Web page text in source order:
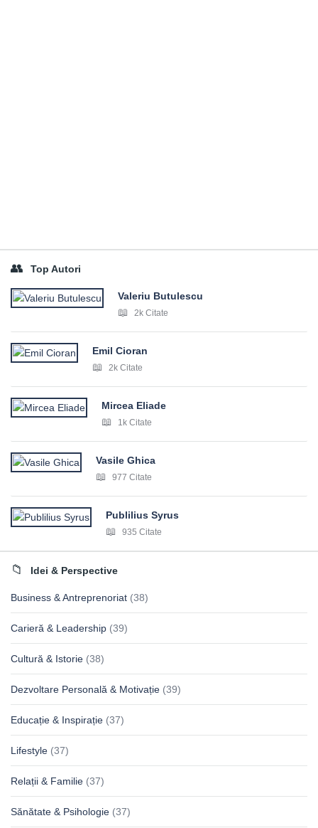
Top Autori
Valeriu Butulescu
2k Citate
Emil Cioran
2k Citate
Mircea Eliade
1k Citate
Vasile Ghica
977 Citate
Publilius Syrus
935 Citate
Idei & Perspective
Business & Antreprenoriat (38)
Carieră & Leadership (39)
Cultură & Istorie (38)
Dezvoltare Personală & Motivație (39)
Educație & Inspirație (37)
Lifestyle (37)
Relații & Familie (37)
Sănătate & Psihologie (37)